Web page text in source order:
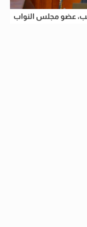
عضو مجلس النواب